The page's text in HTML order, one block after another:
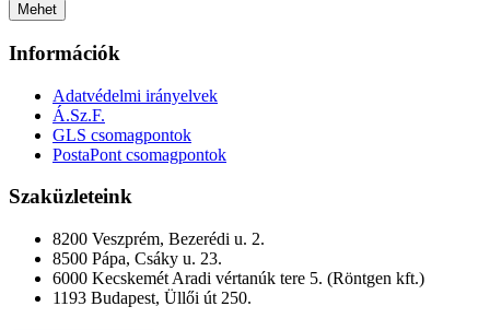
Mehet
Információk
Adatvédelmi irányelvek
Á.Sz.F.
GLS csomagpontok
PostaPont csomagpontok
Szaküzleteink
8200 Veszprém, Bezerédi u. 2.
8500 Pápa, Csáky u. 23.
6000 Kecskemét Aradi vértanúk tere 5. (Röntgen kft.)
1193 Budapest, Üllői út 250.